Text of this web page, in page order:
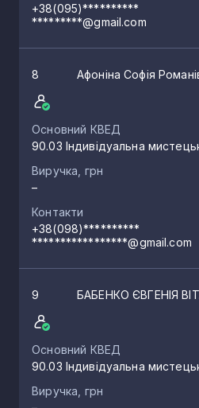
+38(095)**********
*********@gmail.com
8 Афоніна Софія
Основний КВЕД
90.03 Індивідуальна
Виручка, грн
–
Контакти
+38(098)**********
*****************@gmail.com
9 БАБЕНКО ЄВГЕНІЯ
Основний КВЕД
90.03 Індивідуальна
Виручка, грн